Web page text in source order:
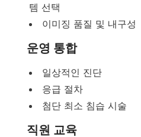
템 선택
이미징 품질 및 내구성
운영 통합
일상적인 진단
응급 절차
첨단 최소 침습 시술
직원 교육